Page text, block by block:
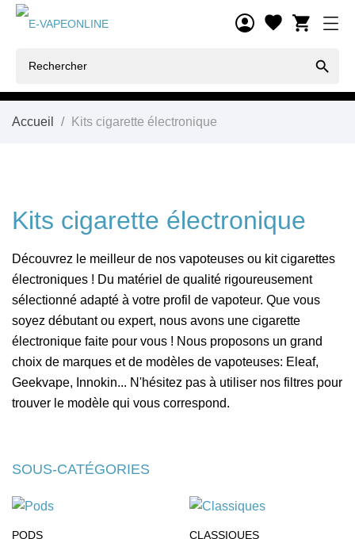
shopping_cart

Accueil Kits cigarette électronique
Kits cigarette électronique
Découvrez le meilleur de nos vapoteuses ou kit cigarettes
électroniques ! Du matériel de qualité rigoureusement
sélectionné adapté à votre profil de vapoteur. Que vous
soyez débutant ou expert, nous avons une cigarette
électronique faite pour vous ! Nous proposons un grand
choix de marques et de modèles de vapoteuses: Eleaf,
Geekvape, Innokin... N'hésitez pas à utiliser nos filtres pour
trouver le modèle qui vous correspond.
SOUS-CATÉGORIES
PODS CLASSIQUES